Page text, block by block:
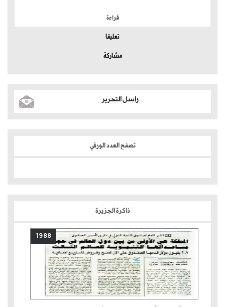
قراءة
تعليقا
مشاركة
راسل التحرير
تصفح العدد الورقي
ذاكرة الجزيرة
1988